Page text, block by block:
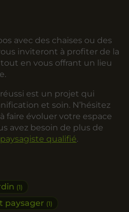
(1)
paysager (1)
avec des chaises ou des
inviteront à profiter de la
en vous offrant un lieu
est un projet qui
et soin. N’hésitez
faire évoluer votre espace
avez besoin de plus de
qualifié.